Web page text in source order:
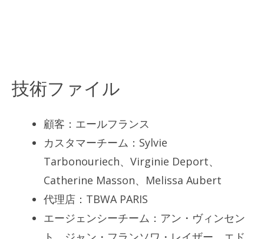
技術ファイル
顧客：エールフランス
カスタマーチーム：Sylvie
Tarbonouriech、Virginie Deport、
Catherine Masson、Melissa Aubert
代理店：TBWA PARIS
エージェンシーチーム：アン・ヴィンセン